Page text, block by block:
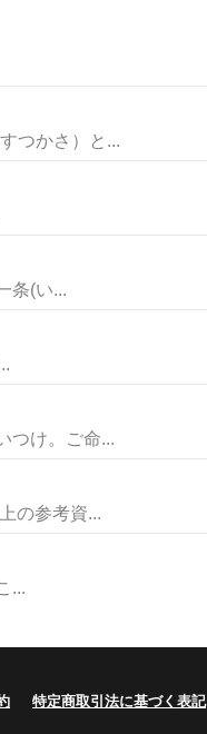
つかさ）と...
(い...
け。ご命...
の参考資...
特定商取引法に基づく表記